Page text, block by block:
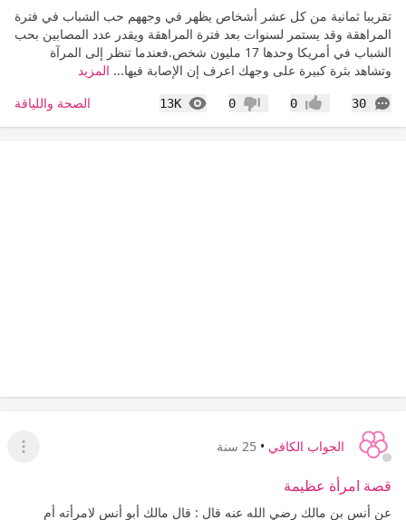
تقريبا ثمانية من كل عشر أشخاص يظهر في وجههم حب الشباب في فترة
المراهقة وقد يستمر لسنوات بعد فترة المراهقة ويقدر عدد المصابين بحب
الشباب في أمريكا وحدها 17 مليون شخص.فعندما تنظر إلى المرآة
وتشاهد بثرة كبيرة على وجهك اعرف إن الإصابة فيها... المزيد
30
التعليقات إعجاب0 عدم إعجاب
0
13K
المشاهدات الصحة واللياقة
الجواب الكافي • 25 سنة
عرض
قصة امرأة عظيمة
عن أنس بن مالك رضي الله عنه قال : قال مالك أبو أنس لامرأته أم